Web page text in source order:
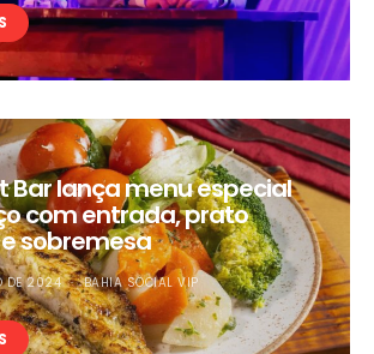
Bar lança menu especial
com entrada, prato
sobremesa
DE 2024 BAHIA SOCIAL VIP